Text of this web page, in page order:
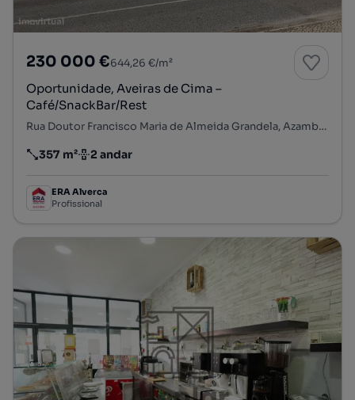
230 000 €644,26 €/m²
Oportunidade, Aveiras de Cima –
Café/SnackBar/Rest
Rua Doutor Francisco Maria de Almeida Grandela, Azambuja, Azambuja, Lisboa
Preço por metro quadrado
357 m²
Andar 2 andar
ERA Alverca
Profissional